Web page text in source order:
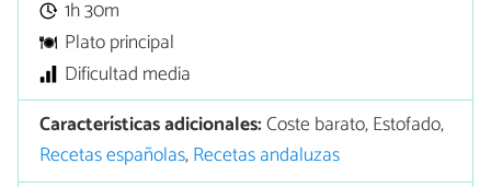
1h 30m
Plato principal
Dificultad media
Características adicionales:Coste barato, Estofado,
Recetas españolas,Recetas andaluzas